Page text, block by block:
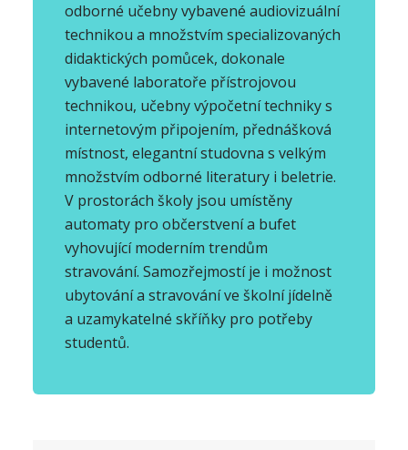
odborné učebny vybavené audiovizuální
technikou a množstvím specializovaných
didaktických pomůcek, dokonale
vybavené laboratoře přístrojovou
technikou, učebny výpočetní techniky s
internetovým připojením, přednášková
místnost, elegantní studovna s velkým
množstvím odborné literatury i beletrie.
V prostorách školy jsou umístěny
automaty pro občerstvení a bufet
vyhovující moderním trendům
stravování. Samozřejmostí je i možnost
ubytování a stravování ve školní jídelně
a uzamykatelné skříňky pro potřeby
studentů.